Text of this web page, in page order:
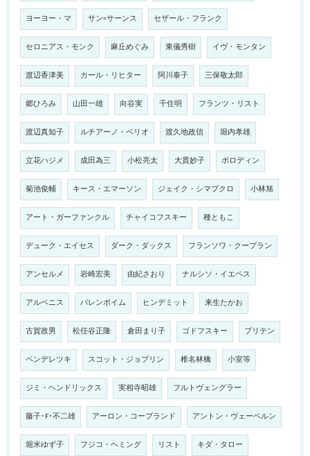
ヨーヨー・マ サン=サーンス セザール・フランク
セロニアス・モンク 麻丘めぐみ 東儀秀樹 イヴ・モンタン
渡辺香津美 カール・リヒター 阿川泰子 三保敬太郎
郷ひろみ 山田一雄 向谷実 千住明 フランツ・リスト
渡辺真知子 ルチアーノ・ベリオ 渡久地政信 堀内孝雄
立花ハジメ 成田為三 小松亮太 大貫妙子 ボロディン
菊池俊輔 キース・エマーソン ジェイク・シマブクロ 小林旭
アート・ガーファンクル チャイコフスキー 種ともこ
デューク・エイセス ダーク・ダックス フランソワ・クープラン
アンセルメ 岩崎宏美 由紀さおり ナルシソ・イエペス
アルベニス バレンボイム ヒンデミット 来生たかお
古賀政男 松任谷正隆 倉田まり子 ゴドフスキー ブリテン
ペンデレツキ スコット・ジョプリン 椎名林檎 小室等
ジミ・ヘンドリックス 実相寺昭雄 フルトヴェングラー
藤子･F･不二雄 アーロン・コープランド アントン・ヴェーベルン
堀米ゆず子 フジコ・ヘミング リスト キダ・タロー